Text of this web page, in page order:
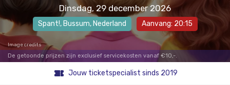
Dinsdag, 29 december 2026
Spant!, Bussum, Nederland Aanvang: 20:15
Image credits
De getoonde prijzen zijn exclusief servicekosten vanaf €10,-.
Jouw ticketspecialist sinds 2019